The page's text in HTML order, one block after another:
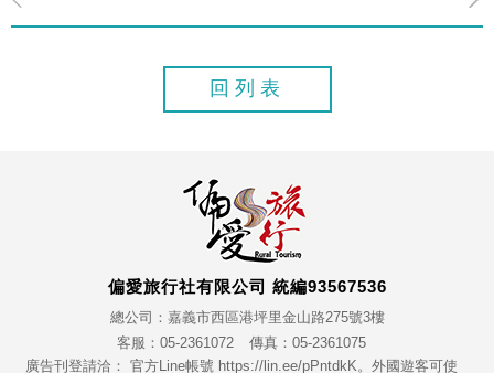
回列表
偏愛旅行社有限公司 統編93567536
總公司：嘉義市西區港坪里金山路275號3樓
客服：05-2361072
傳真：05-2361075
廣告刊登請洽： 官方Line帳號 https://lin.ee/pPntdkK。外國遊客可使